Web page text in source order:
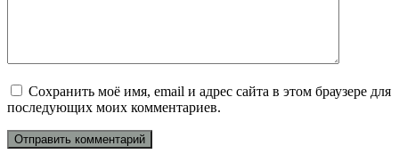
Сохранить моё имя, email и адрес сайта в этом браузере для
последующих моих комментариев.